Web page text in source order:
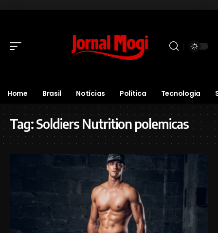
Home Brasil Notícias Política Tecnologia
Tag:Soldiers Nutrition polemicas